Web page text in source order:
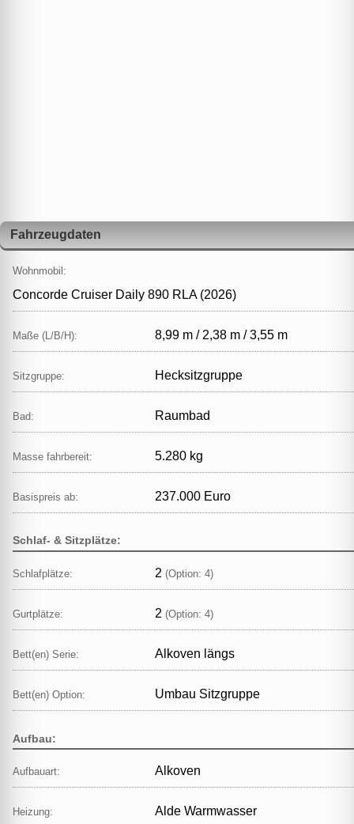
Fahrzeugdaten
Wohnmobil:
Concorde Cruiser Daily 890 RLA (2026)
Maße (L/B/H): 8,99 m / 2,38 m / 3,55 m
Sitzgruppe: Hecksitzgruppe
Bad: Raumbad
Masse fahrbereit: 5.280 kg
Basispreis ab: 237.000 Euro
Schlaf- & Sitzplätze:
Schlafplätze: 2 (Option: 4)
Gurtplätze: 2 (Option: 4)
Bett(en) Serie: Alkoven längs
Bett(en) Option: Umbau Sitzgruppe
Aufbau:
Aufbauart: Alkoven
Heizung: Alde Warmwasser